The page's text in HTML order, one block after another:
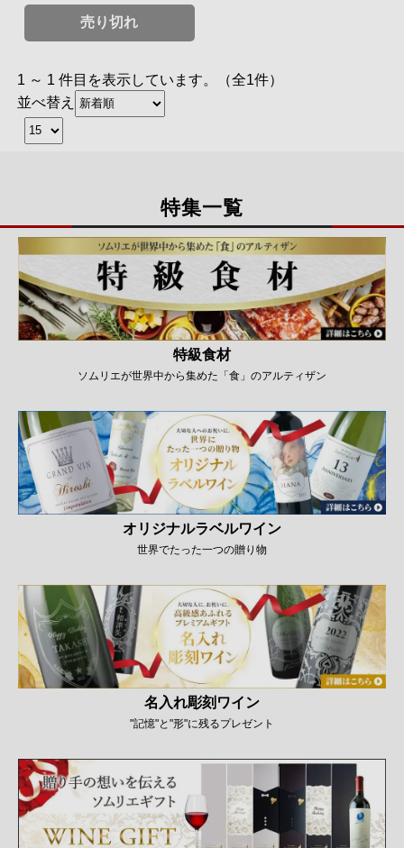
売り切れ
1 ～ 1 件目を表示しています。（全1件）
並べ替え
特集一覧
特級食材
ソムリエが世界中から集めた「食」のアルティザン
オリジナルラベルワイン
世界でたった一つの贈り物
名入れ彫刻ワイン
"記憶"と"形"に残るプレゼント